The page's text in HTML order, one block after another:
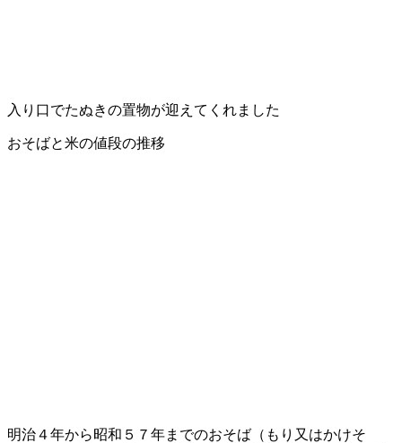
入り口でたぬきの置物が迎えてくれました
おそばと米の値段の推移
明治４年から昭和５７年までのおそば（もり又はかけそ